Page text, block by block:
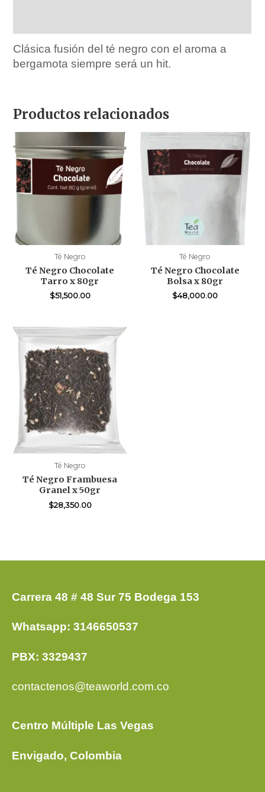
Clásica fusión del té negro con el aroma a
bergamota siempre será un hit.
Productos relacionados
Té Negro
Té Negro Chocolate
Tarro x 80gr
$51,500.00
Té Negro
Té Negro Chocolate
Bolsa x 80gr
$48,000.00
Té Negro
Té Negro Frambuesa
Granel x 50gr
$28,350.00
Carrera 48 # 48 Sur 75 Bodega 153
Whatsapp: 3146650537
PBX: 3329437
contactenos@teaworld.com.co
Centro Múltiple Las Vegas
Envigado, Colombia